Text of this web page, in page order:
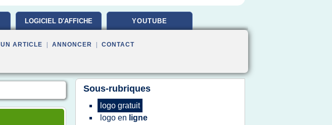
LOGICIEL D'AFFICHE YOUTUBE
UN ARTICLE ANNONCER CONTACT
Sous-rubriques
logo gratuit
logo en ligne